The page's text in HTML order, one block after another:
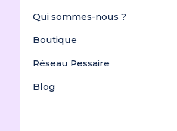
Qui sommes-nous ?
Boutique
Réseau Pessaire
Blog